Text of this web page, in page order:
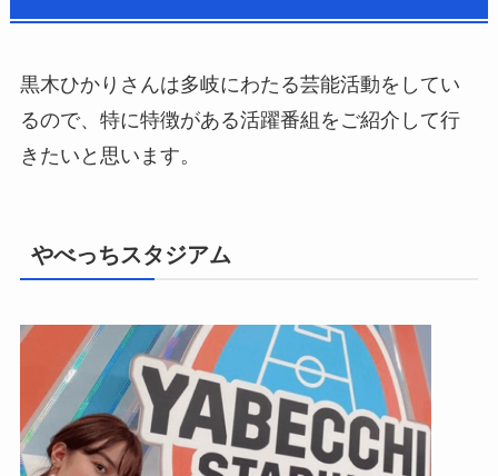
黒木ひかりさんは多岐にわたる芸能活動をしてい
るので、特に特徴がある活躍番組をご紹介して行
きたいと思います。
やべっちスタジアム